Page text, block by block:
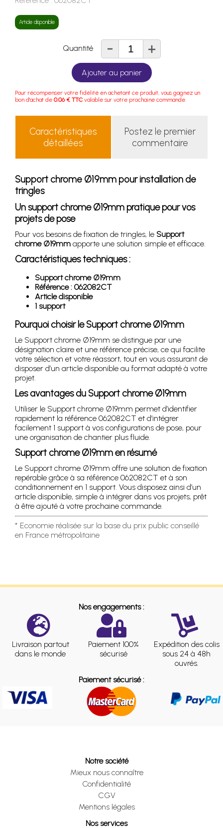
Article disponible
Quantité - +
Ajouter au panier
Pour récompenser votre fidélité en achetant ce produit, vous gagnez un
bon d'achat de 0.06 € TTC valable sur votre prochaine commande.
Caractéristiques
détaillées
Postez le premier
commentaire
Support chrome Ø19mm pour installation de
tringles
Un support chrome Ø19mm pratique pour vos
projets de pose
Pour vos besoins de fixation de tringles, le Support
chrome Ø19mm apporte une solution simple et efficace.
Caractéristiques techniques :
Support chrome Ø19mm
Référence : 062082CT
Article disponible
1 support
Pourquoi choisir le Support chrome Ø19mm
Le Support chrome Ø19mm se distingue par une
désignation claire et une référence précise, ce qui facilite
votre sélection et votre réassort, tout en vous assurant de
disposer d’un article disponible au format adapté à votre
projet.
Les avantages du Support chrome Ø19mm
Utiliser le Support chrome Ø19mm permet d’identifier
rapidement la référence 062082CT et d’intégrer
facilement 1 support à vos configurations de pose, pour
une organisation de chantier plus fluide.
Support chrome Ø19mm en résumé
Le Support chrome Ø19mm offre une solution de fixation
repérable grâce à sa référence 062082CT et à son
conditionnement en 1 support. Vous disposez ainsi d’un
article disponible, simple à intégrer dans vos projets, prêt
à être ajouté à votre prochaine commande.
* Economie réalisée sur la base du prix public conseillé
en France métropolitaine
Nos engagements :
Livraison partout
dans le monde
Paiement 100%
sécurisé
Expédition des colis
sous 24 à 48h
ouvrés.
Paiement sécurisé :
Notre société
Mieux nous connaître
Confidentialité
CGV
Mentions légales
Nos services